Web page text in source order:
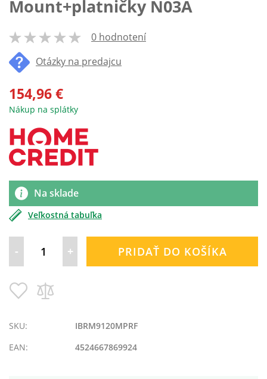
Mount+platničky N03A
% of100
0 hodnotení
Otázky na predajcu
154,96 €
Nákup na splátky
Na sklade
Veľkostná tabuľka
- + PRIDAŤ DO KOŠÍKA
Pridať
do
SKU:
IBRM9120MPRF
EAN:
4524667869924
galérie
obrázkov